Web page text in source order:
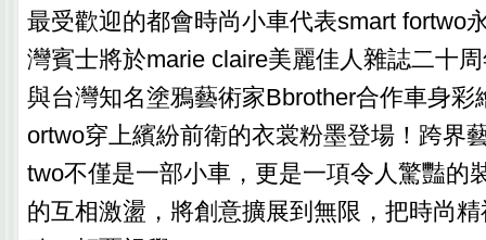
最受歡迎的都會時尚小車代表smart fortwo
灣賓士將於marie claire美麗佳人雜誌二十
與台灣知名塗鴉藝術家Bbrother合作車身彩
ortwo穿上繽紛前衛的衣裳粉墨登場！跨界
two不僅是一部小車，更是一項令人驚豔的
的互相激盪，將創意擴展到無限，把時尚